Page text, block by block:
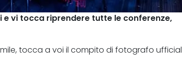
vi tocca riprendere tutte le conferenze,
tocca a voi il compito di fotografo